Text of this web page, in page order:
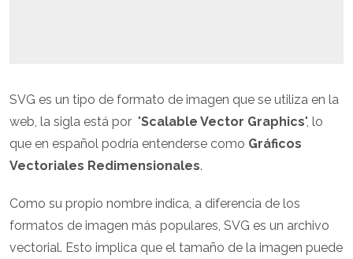
SVG es un tipo de formato de imagen que se utiliza en la
web, la sigla está por "Scalable Vector Graphics", lo
que en español podría entenderse como Gráficos
Vectoriales Redimensionales.
Como su propio nombre indica, a diferencia de los
formatos de imagen más populares, SVG es un archivo
vectorial. Esto implica que el tamaño de la imagen puede